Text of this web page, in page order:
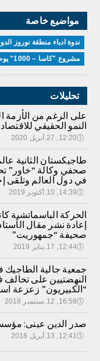
مواضيع خاصة
ندوة ادباء منطقة نوروز
مشروع "كاسا – 1000" يوصّل وسط و جنوب آسيا
تحليلات
على الرغم من الأزمة
النمو الحقيقي
🕔12:20, 27.أبريل 2020
طاجيكستان الثانية
صحفي وكالة “خاور”
في دول العالم وتلقى
🕔14:39, 10.أكتوبر 2019
الحركة الباسماتشية
إعادة نشر مقال
صحيفة “جمهوريت”
🕔12:44, 17.يناير 2019
جمعية جالية
النهضتيين على تحالف
“الكبيريون” زعزعة
🕔16:58, 12.سبتمبر 2018
صدر الدين عينى:
🕔12:41, 13.أبريل 2018